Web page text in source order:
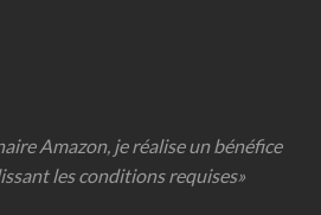
Amazon, je réalise un bénéfice
les conditions requises»